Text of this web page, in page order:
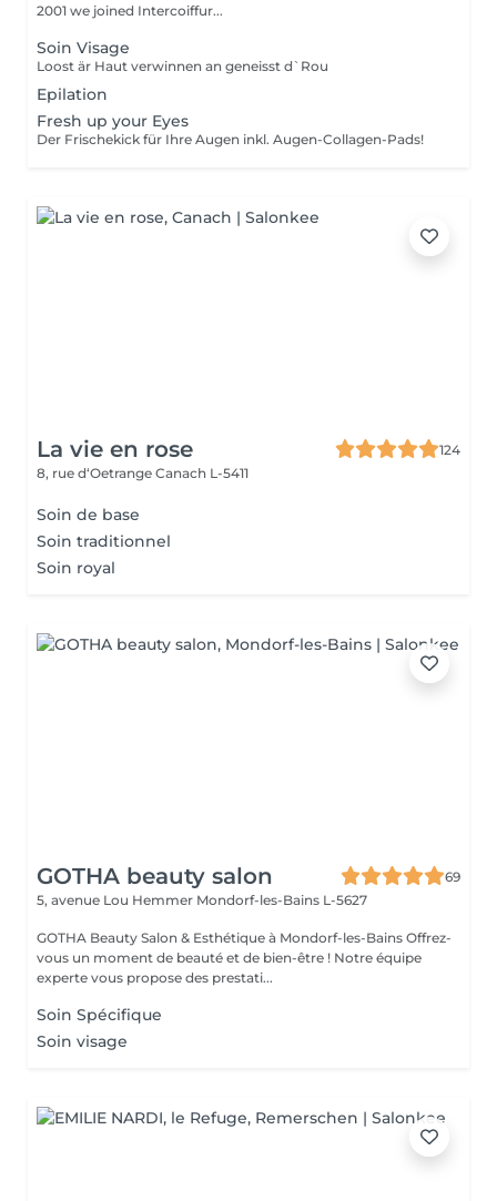
2001 we joined Intercoiffur...
Soin Visage
Loost är Haut verwinnen an geneisst d`Rou
Epilation
Fresh up your Eyes
Der Frischekick für Ihre Augen inkl. Augen-Collagen-Pads!
La vie en rose
124
8, rue d‘Oetrange Canach L-5411
Soin de base
Soin traditionnel
Soin royal
GOTHA beauty salon
69
5, avenue Lou Hemmer Mondorf-les-Bains L-5627
GOTHA Beauty Salon & Esthétique à Mondorf-les-Bains Offrez-
vous un moment de beauté et de bien-être ! Notre équipe
experte vous propose des prestati...
Soin Spécifique
Soin visage